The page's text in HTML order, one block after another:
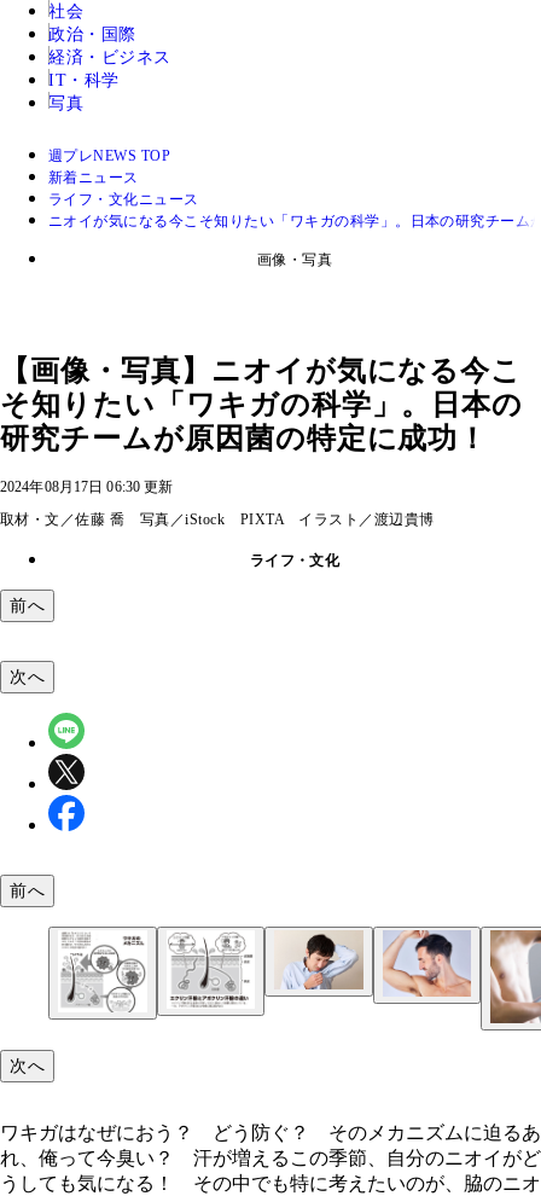
社会
政治・国際
経済・ビジネス
IT・科学
写真
週プレNEWS TOP
新着ニュース
ライフ・文化ニュース
ニオイが気になる今こそ知りたい「ワキガの科学」。日本の研究チーム
画像・写真
【画像・写真】ニオイが気になる今こ
そ知りたい「ワキガの科学」。日本の
研究チームが原因菌の特定に成功！
2024年08月17日 06:30 更新
取材・文／佐藤 喬 写真／iStock PIXTA イラスト／渡辺貴博
ライフ・文化
前へ
ワキガのメカニズム
エクリン汗腺とアポクリン汗腺の違い
ワキガはなぜにおう？ どう防ぐ？ そのメカニ
次へ
前へ
次へ
ワキガはなぜにおう？ どう防ぐ？ そのメカニズムに迫るあ
れ、俺って今臭い？ 汗が増えるこの季節、自分のニオイがど
うしても気になる！ その中でも特に考えたいのが、脇のニオ